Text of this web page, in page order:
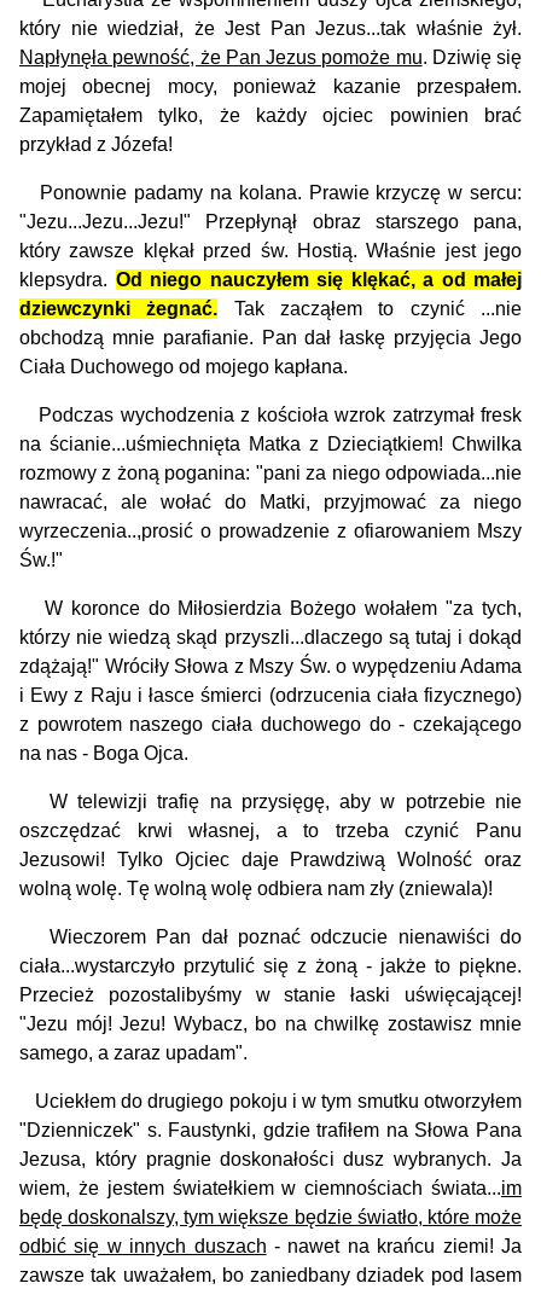
który nie wiedział, że Jest Pan Jezus...tak właśnie żył.
Napłynęła pewność, że Pan Jezus pomoże mu. Dziwię się
mojej obecnej mocy, ponieważ kazanie przespałem.
Zapamiętałem tylko, że każdy ojciec powinien brać
przykład z Józefa!
Ponownie padamy na kolana. Prawie krzyczę w sercu:
"Jezu...Jezu...Jezu!" Przepłynął obraz starszego pana,
który zawsze klękał przed św. Hostią. Właśnie jest jego
klepsydra. Od niego nauczyłem się klękać, a od małej
dziewczynki żegnać. Tak zacząłem to czynić ...nie
obchodzą mnie parafianie. Pan dał łaskę przyjęcia Jego
Ciała Duchowego od mojego kapłana.
Podczas wychodzenia z kościoła wzrok zatrzymał fresk
na ścianie...uśmiechnięta Matka z Dzieciątkiem! Chwilka
rozmowy z żoną poganina: "pani za niego odpowiada...nie
nawracać, ale wołać do Matki, przyjmować za niego
wyrzeczenia..,pro­sić o prowadzenie z ofiarowaniem Mszy
Św.!"
W koronce do Miłosierdzia Bożego wołałem "za tych,
którzy nie wiedzą skąd przyszli...dlaczego są tutaj i dokąd
zdążają!" Wróciły Słowa z Mszy Św. o wypędzeniu Adama
i Ewy z Raju i ła­sce śmierci (odrzucenia ciała fizycznego)
z powrotem naszego ciała duchowego do - czekającego
na nas - Boga Ojca.
W telewizji trafię na przysięgę, aby w potrzebie nie
oszczędzać krwi własnej, a to trzeba czynić Panu
Jezusowi! Tylko Ojciec daje Prawdziwą Wolność oraz
wolną wolę. Tę wolną wolę odbiera nam zły (zniewala)!
Wieczorem Pan dał poznać odczucie nienawiści do
ciała...wystarczyło przytulić się z żoną - jakże to piękne.
Przecież pozostalibyśmy w stanie łaski uświęcającej!
"Jezu mój! Jezu! Wybacz, bo na chwilkę zostawisz mnie
samego, a zaraz upadam".
Uciekłem do drugiego pokoju i w tym smutku otworzyłem
"Dzienniczek" s. Faustynki, gdzie trafiłem na Słowa Pana
Jezusa, który pragnie doskonałości dusz wybranych. Ja
wiem, że jestem światełkiem w ciemnościach świata...im
będę doskonalszy, tym większe będzie światło, które może
odbić się w innych duszach - nawet na krańcu ziemi! Ja
zawsze tak uważałem, bo zaniedbany dziadek pod lasem